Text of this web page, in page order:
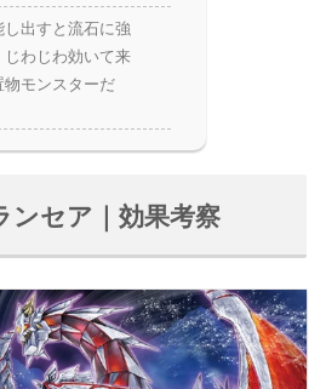
し出すと流石に強
じわじわ効いて来
物モンスターだ
ンセア｜効果考察